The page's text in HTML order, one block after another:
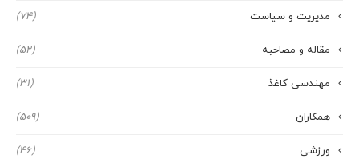
مدیریت و سیاست (74)
مقاله و مصاحبه (52)
مهندسی کاغذ (31)
همکاران (509)
ورزشی (46)